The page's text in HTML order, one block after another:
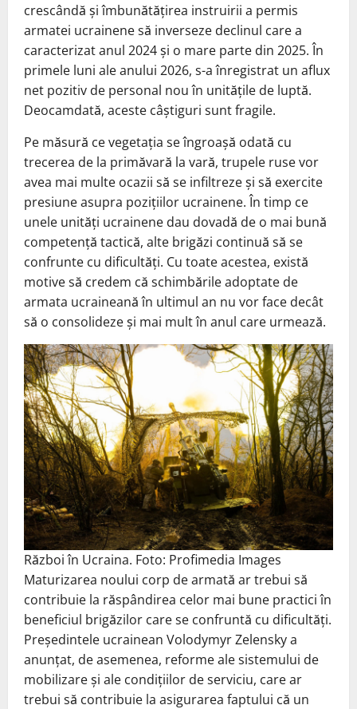
crescândă și îmbunătățirea instruirii a permis
armatei ucrainene să inverseze declinul care a
caracterizat anul 2024 și o mare parte din 2025. În
primele luni ale anului 2026, s-a înregistrat un aflux
net pozitiv de personal nou în unitățile de luptă.
Deocamdată, aceste câștiguri sunt fragile.
Pe măsură ce vegetația se îngroașă odată cu
trecerea de la primăvară la vară, trupele ruse vor
avea mai multe ocazii să se infiltreze și să exercite
presiune asupra pozițiilor ucrainene. În timp ce
unele unități ucrainene dau dovadă de o mai bună
competență tactică, alte brigăzi continuă să se
confrunte cu dificultăți. Cu toate acestea, există
motive să credem că schimbările adoptate de
armata ucraineană în ultimul an nu vor face decât
să o consolideze și mai mult în anul care urmează.
Război în Ucraina. Foto: Profimedia Images
Maturizarea noului corp de armată ar trebui să
contribuie la răspândirea celor mai bune practici în
beneficiul brigăzilor care se confruntă cu dificultăți.
Președintele ucrainean Volodymyr Zelensky a
anunțat, de asemenea, reforme ale sistemului de
mobilizare și ale condițiilor de serviciu, care ar
trebui să contribuie la asigurarea faptului că un